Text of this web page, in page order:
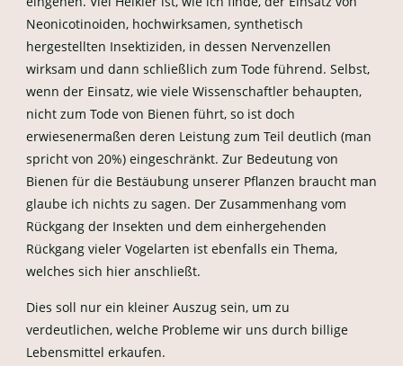
Neonicotinoiden, hochwirksamen, synthetisch
hergestellten Insektiziden, in dessen Nervenzellen
wirksam und dann schließlich zum Tode führend. Selbst,
wenn der Einsatz, wie viele Wissenschaftler behaupten,
nicht zum Tode von Bienen führt, so ist doch
erwiesenermaßen deren Leistung zum Teil deutlich (man
spricht von 20%) eingeschränkt. Zur Bedeutung von
Bienen für die Bestäubung unserer Pflanzen braucht man
glaube ich nichts zu sagen. Der Zusammenhang vom
Rückgang der Insekten und dem einhergehenden
Rückgang vieler Vogelarten ist ebenfalls ein Thema,
welches sich hier anschließt.
Dies soll nur ein kleiner Auszug sein, um zu
verdeutlichen, welche Probleme wir uns durch billige
Lebensmittel erkaufen.